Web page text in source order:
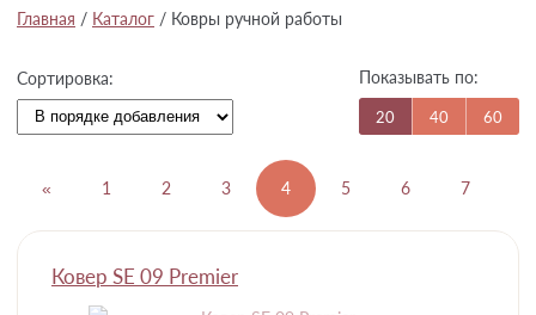
Главная / Каталог / Ковры ручной работы
Сортировка: Показывать по:
20 40 60
« 1 2 3 4 5 6 7
Ковер SE 09 Premier